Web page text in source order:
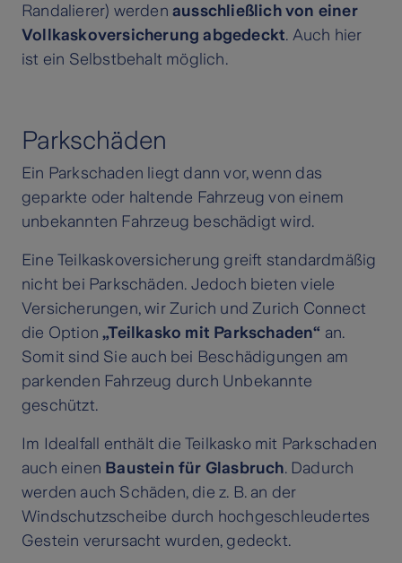
Randalierer) werden ausschließlich von einer
Vollkaskoversicherung abgedeckt. Auch hier
ist ein Selbstbehalt möglich.
Parkschäden
Ein Parkschaden liegt dann vor, wenn das
geparkte oder haltende Fahrzeug von einem
unbekannten Fahrzeug beschädigt wird.
Eine Teilkaskoversicherung greift standardmäßig
nicht bei Parkschäden. Jedoch bieten viele
Versicherungen, wir Zurich und Zurich Connect
die Option„Teilkasko mit Parkschaden“ an.
Somit sind Sie auch bei Beschädigungen am
parkenden Fahrzeug durch Unbekannte
geschützt.
Im Idealfall enthält die Teilkasko mit Parkschaden
auch einen Baustein für Glasbruch. Dadurch
werden auch Schäden, die z. B. an der
Windschutzscheibe durch hochgeschleudertes
Gestein verursacht wurden, gedeckt.